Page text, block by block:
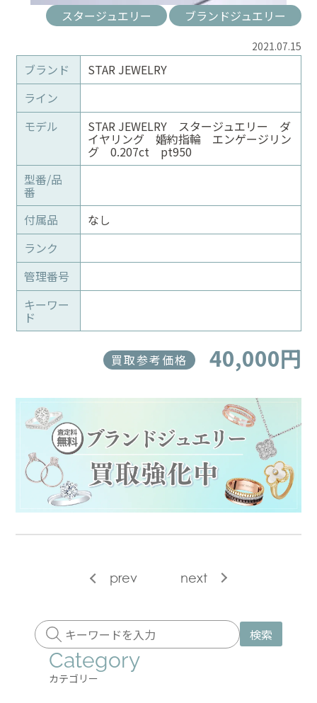
スタージュエリー ブランドジュエリー
2021.07.15
ブランド
STAR JEWELRY
ライン
モデル
STAR JEWELRY スタージュエリー ダ
イヤリング 婚約指輪 エンゲージリン
グ 0.207ct pt950
型番/品
番
付属品
なし
ランク
管理番号
キーワー
ド
買取参考価格 40,000円
prev next
検索
Category
カテゴリー